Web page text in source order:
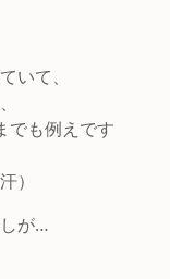
いて、
でも例えです
）
が…